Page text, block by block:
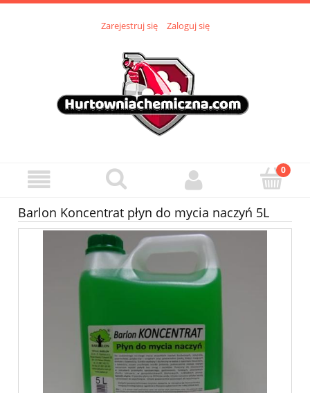
Zarejestruj się Zaloguj się
Barlon Koncentrat płyn do mycia naczyń 5L